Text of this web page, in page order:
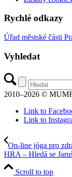
Rychlé odkazy
Úřad městské části
Vyhledat
2010–2026 ©
Link to
Link to
On-line jóga pro
HRA – Hledá se
Scroll to top